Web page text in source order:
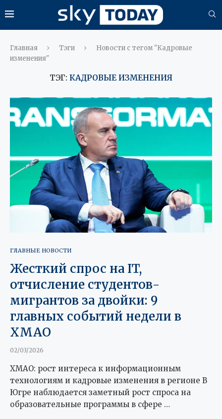
Главная Тэги
Новости с тегом "Кадровые
изменения"
ТЭГ: КАДРОВЫЕ ИЗМЕНЕНИЯ
ГЛАВНЫЕ НОВОСТИ
Жесткий спрос на IT,
отчисление студентов-
мигрантов за двойки: 9
главных событий недели в
ХМАО
02/03/2026
ХМАО: рост интереса к информационным
технологиям и кадровые изменения в регионе В
Югре наблюдается заметный рост спроса на
образовательные программы в сфере …